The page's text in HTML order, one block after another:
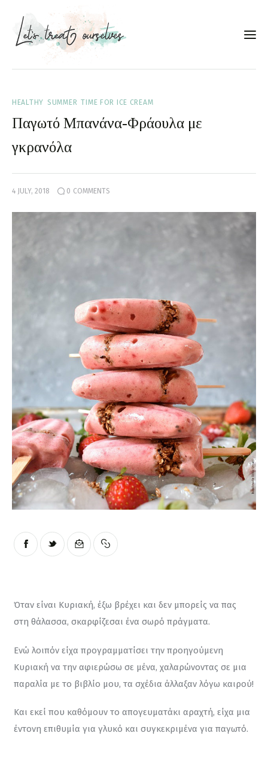
Portfolio
Services
Moments of Mine
HEALTHY SUMMER TIME FOR ICE CREAM
Παγωτό Μπανάνα-Φράουλα με
γκρανόλα
4 JULY, 2018 0 COMMENTS
Όταν είναι Κυριακή, έξω βρέχει και δεν μπορείς να πας
στη θάλασσα, σκαρφίζεσαι ένα σωρό πράγματα.
Ενώ λοιπόν είχα προγραμματίσει την προηγούμενη
Κυριακή να την αφιερώσω σε μένα, χαλαρώνοντας σε μια
παραλία με το βιβλίο μου, τα σχέδια άλλαξαν λόγω καιρού!
Και εκεί που καθόμουν το απογευματάκι αραχτή, είχα μια
έντονη επιθυμία για γλυκό και συγκεκριμένα για παγωτό.